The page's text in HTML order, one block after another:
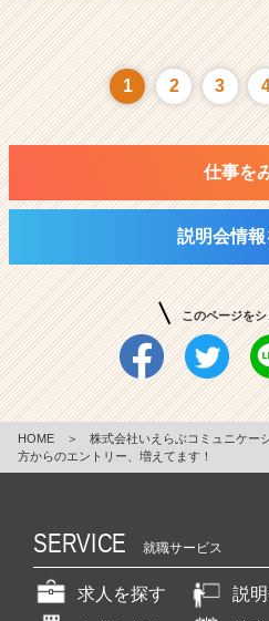
1 2 3
仕事を
説明会情報
このページを
HOME ＞ 株式会社いえらぶコミュニケー
方からのエントリー、増えてます！
SERVICE 就職サービス
求人を探す
説